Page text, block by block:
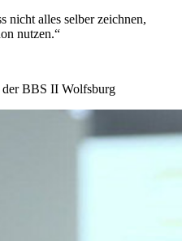
nicht alles selber zeichnen,
nutzen.“
der BBS II Wolfsburg